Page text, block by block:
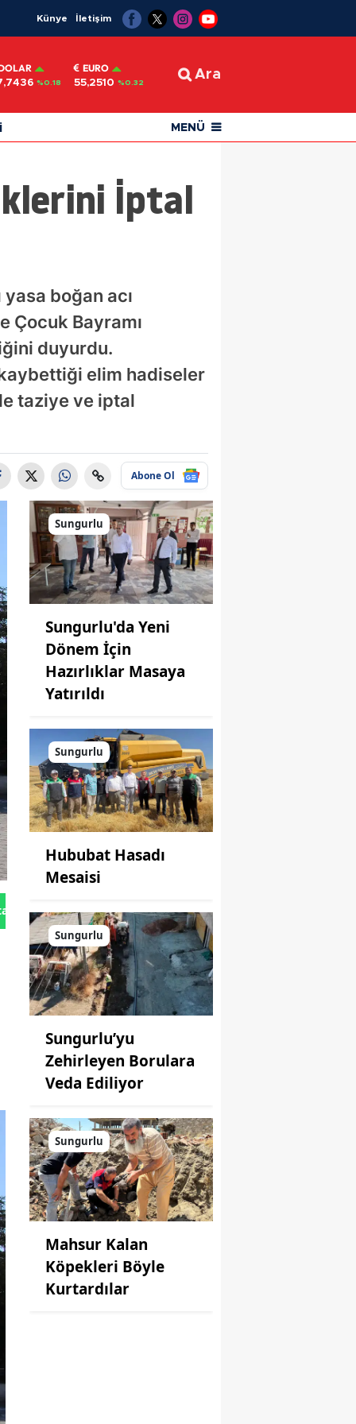
Künye İletişim
%0.18
EURO
55,2510 %0.32
Ara
MENÜ
İptal
boğan acı
Çocuk Bayramı
duyurdu.
elim hadiseler
taziye ve iptal
Abone Ol
Gönder
Sungurlu
Sungurlu'da Yeni
Dönem İçin
Hazırlıklar Masaya
Yatırıldı
Sungurlu
Hububat Hasadı
Mesaisi
Sungurlu
Sungurlu’yu
Zehirleyen Borulara
Veda Ediliyor
Sungurlu
Mahsur Kalan
Köpekleri Böyle
Kurtardılar